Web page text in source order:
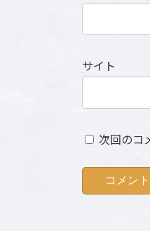
サイト
次回のコ